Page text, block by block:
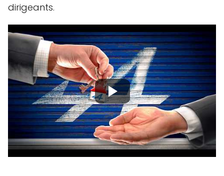
dirigeants.